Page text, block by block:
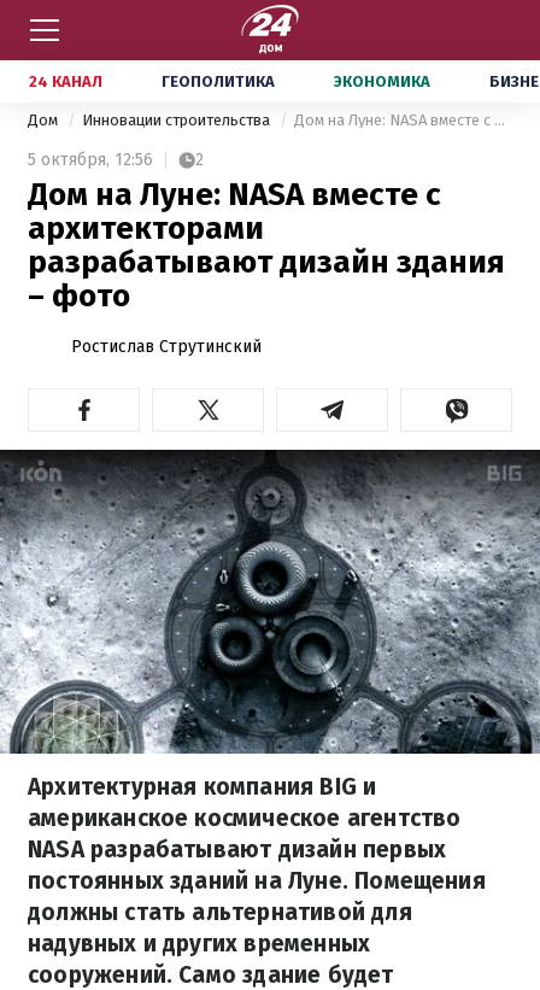
24 КАНАЛ ГЕОПОЛИТИКА ЭКОНОМИКА
Дом Инновации строительства Дом на Луне: NASA вместе с архитекторами разрабатывают дизайн здания – фото
5 октября, 12:56 2
Дом на Луне: NASA вместе с
архитекторами
разрабатывают дизайн здания
– фото
Ростислав Струтинский
Архитектурная компания BIG и
американское космическое агентство
NASA разрабатывают дизайн первых
постоянных зданий на Луне. Помещения
должны стать альтернативой для
надувных и других временных
сооружений. Само здание будет